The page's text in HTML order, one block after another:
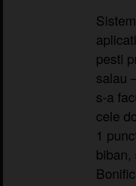
pesti
salau
s-a
cele
1
biban,